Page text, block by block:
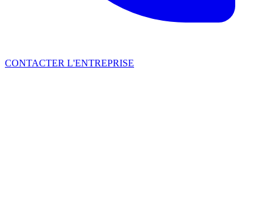
CONTACTER L'ENTREPRISE